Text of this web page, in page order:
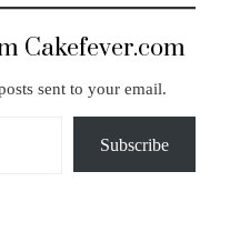
Cakefever.com
sent to your email.
Subscribe